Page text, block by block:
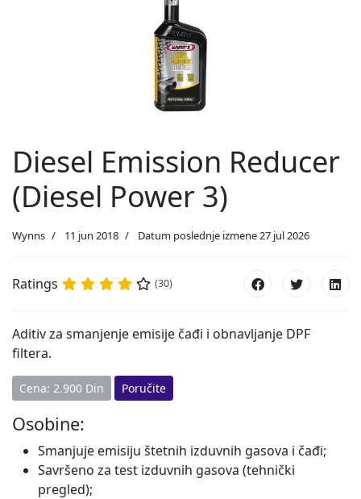
Diesel Emission Reducer
(Diesel Power 3)
Wynns 11 jun 2018 Datum poslednje izmene 27 jul 2026
Ratings (30)
Aditiv za smanjenje emisije čađi i obnavljanje DPF
filtera.
Cena: 2.900 Din Poručite
Osobine:
Smanjuje emisiju štetnih izduvnih gasova i čađi;
Savršeno za test izduvnih gasova (tehnički
pregled);